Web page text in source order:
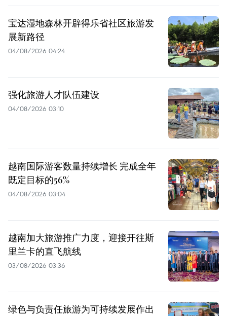
宝达湿地森林开辟得乐省社区旅游发
展新路径
04/08/2026 04:24
强化旅游人才队伍建设
04/08/2026 03:10
越南国际游客数量持续增长 完成全年
既定目标的56%
04/08/2026 03:04
越南加大旅游推广力度，迎接开往斯
里兰卡的直飞航线
03/08/2026 03:36
绿色与负责任旅游为可持续发展作出